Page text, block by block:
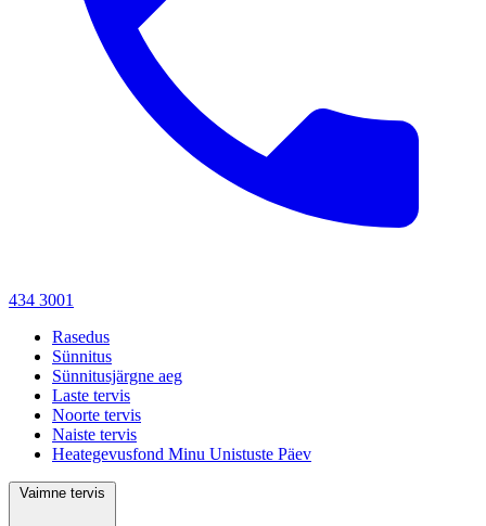
434 3001
Rasedus
Sünnitus
Sünnitusjärgne aeg
Laste tervis
Noorte tervis
Naiste tervis
Heategevusfond Minu Unistuste Päev
Vaimne tervis